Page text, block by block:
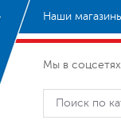
Наши
Мы в